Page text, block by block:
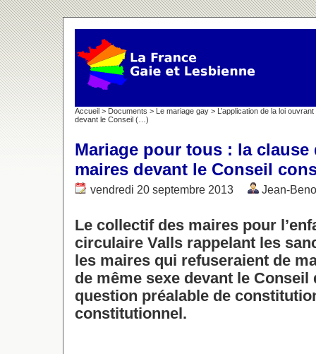
Accueil > Documents > Le mariage gay > L’application de la loi
devant le Conseil (…)
Mariage pour tous : la clause
maires devant le Conseil
vendredi 20 septembre 2013 Jean-
Le collectif des maires pour
circulaire Valls rappelant les
les maires qui refuseraient de
de même sexe devant le Conseil
question préalable de
constitutionnel.